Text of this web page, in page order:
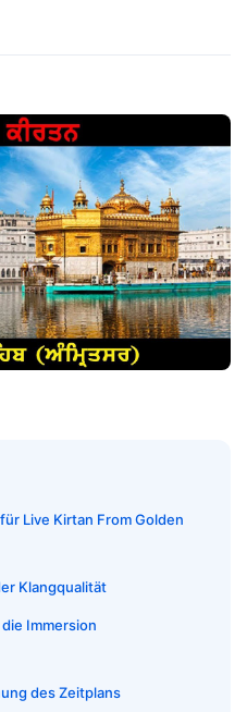
Live Kirtan From Golden
Klangqualität
Immersion
des Zeitplans